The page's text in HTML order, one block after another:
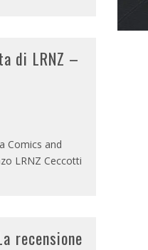
di LRNZ –
Comics and
LRNZ Ceccotti
recensione